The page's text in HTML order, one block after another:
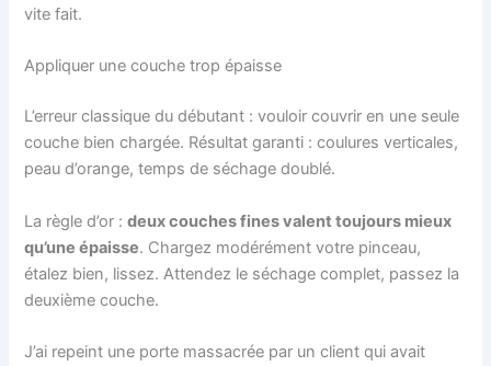
vite fait.
Appliquer une couche trop épaisse
L’erreur classique du débutant : vouloir couvrir en une seule
couche bien chargée. Résultat garanti : coulures verticales,
peau d’orange, temps de séchage doublé.
La règle d’or :deux couches fines valent toujours mieux
qu’une épaisse. Chargez modérément votre pinceau,
étalez bien, lissez. Attendez le séchage complet, passez la
deuxième couche.
J’ai repeint une porte massacrée par un client qui avait